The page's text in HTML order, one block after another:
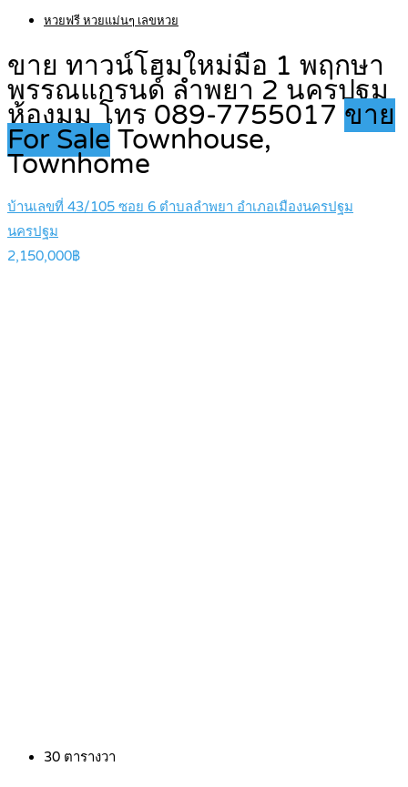
หวยฟรี หวยแม่นๆ เลขหวย
ขาย ทาวน์โฮมใหม่มือ 1 พฤกษา
พรรณแกรนด์ ลำพยา 2 นครปฐม
ห้องมุม โทร 089-7755017 ขาย
For Sale Townhouse,
Townhome
บ้านเลขที่ 43/105 ซอย 6 ตำบลลำพยา อำเภอเมืองนครปฐม
นครปฐม
2,150,000฿
30 ตารางวา